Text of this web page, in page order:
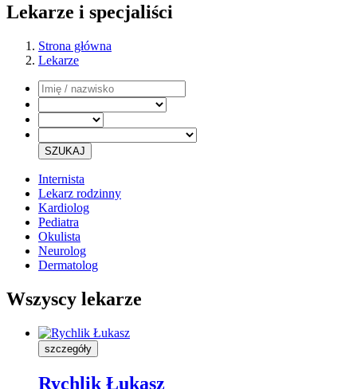
Lekarze i specjaliści
Strona główna
Lekarze
SZUKAJ
Internista
Lekarz rodzinny
Kardiolog
Pediatra
Okulista
Neurolog
Dermatolog
Wszyscy lekarze
szczegóły
Rychlik Łukasz